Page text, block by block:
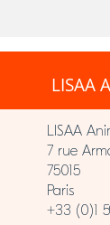
LISAA
LISAA
7 rue
75015
Paris
+33 (0)1